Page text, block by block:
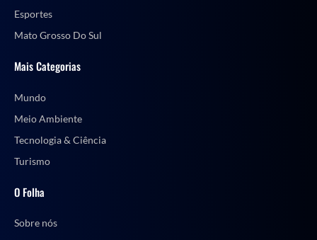
Esportes
Mato Grosso Do Sul
Mais Categorias
Mundo
Meio Ambiente
Tecnologia & Ciência
Turismo
O Folha
Sobre nós